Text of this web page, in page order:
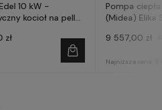
10 kW -
kocioł na pellet
zł
Pompa
(Midea) Elika
9 557,00 zł
Najniższa cena: